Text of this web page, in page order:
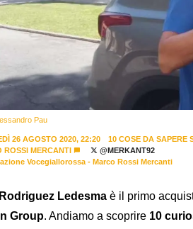
Pau
26 AGOSTO 2020, 22:20
10 COSE DA SAPERE
ROSSI MERCANTI
@MERKANT92
Vocegiallorossa - Marco Rossi Mercanti
Ledesma è il primo
Group. Andiamo a scoprire 10